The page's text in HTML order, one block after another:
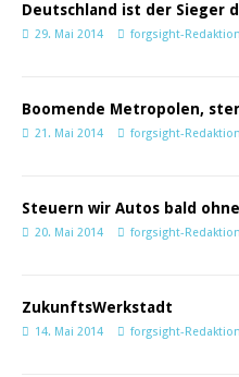
Deutschland ist der Sieger
29. Mai 2014 forgsight-Redaktion
Boomende Metropolen,
21. Mai 2014 forgsight-Redaktion
Steuern wir Autos bald
20. Mai 2014 forgsight-Redaktion
ZukunftsWerkstadt
14. Mai 2014 forgsight-Redaktion